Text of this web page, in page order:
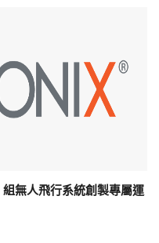
無人飛行系統創製專屬運